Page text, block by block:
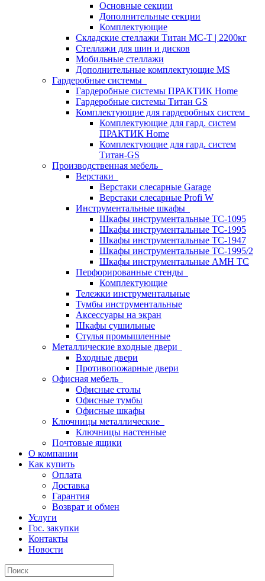
Основные секции
Дополнительные секции
Комплектующие
Складские стеллажи Титан МС-Т | 2200кг
Стеллажи для шин и дисков
Мобильные стеллажи
Дополнительные комплектующие MS
Гардеробные системы
Гардеробные системы ПРАКТИК Home
Гардеробные системы Титан GS
Комплектующие для гардеробных систем
Комплектующие для гард. систем
ПРАКТИК Home
Комплектующие для гард. систем
Титан-GS
Производственная мебель
Верстаки
Верстаки слесарные Garage
Верстаки слесарные Profi W
Инструментальные шкафы
Шкафы инструментальные TC-1095
Шкафы инструментальные TC-1995
Шкафы инструментальные TC-1947
Шкафы инструментальные TC-1995/2
Шкафы инструментальные AMH TC
Перфорированные стенды
Комплектующие
Тележки инструментальные
Тумбы инструментальные
Аксессуары на экран
Шкафы сушильные
Стулья промышленные
Металлические входные двери
Входные двери
Противопожарные двери
Офисная мебель
Офисные столы
Офисные тумбы
Офисные шкафы
Ключницы металлические
Ключницы настенные
Почтовые ящики
О компании
Как купить
Оплата
Доставка
Гарантия
Возврат и обмен
Услуги
Гос. закупки
Контакты
Новости